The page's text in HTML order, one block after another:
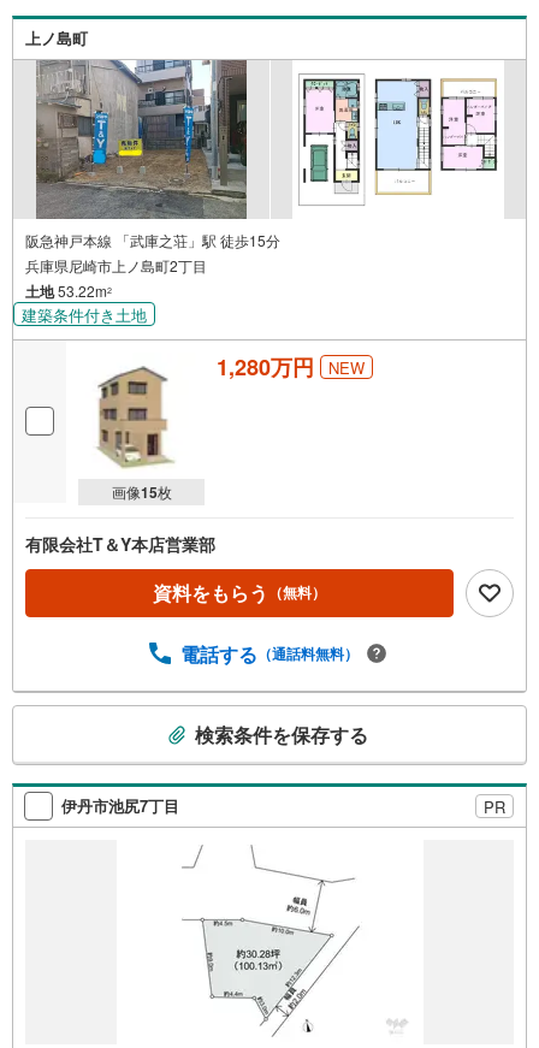
チャイルドシートのご用意ございます。◎個別FP相談会
まずは家探しについて話を聞きたいという方も大歓迎で
す！年間8000棟以上の限定物件を発表しているオープンハ
ウスだから出会える物件が多数ございます。ぜひお気軽に
ご連絡・ご相談ください！※限定物件:当社のみ、もしくは
当社を含めた数社でのみご紹介可能なオープンハウス・デ
ィベロップメントの物件
上ノ島町
阪急神戸本線 「武庫之荘」駅 徒歩15分
兵庫県尼崎市上ノ島町2丁目
土地53.22m2
建築条件付き土地
画像15枚
1,280万円 NEW
有限会社T＆Y本店営業部
資料をもらう （無料）
電話する （通話料無料）
検
索
条
検索条件を保存する
伊丹市池尻7丁目 PR